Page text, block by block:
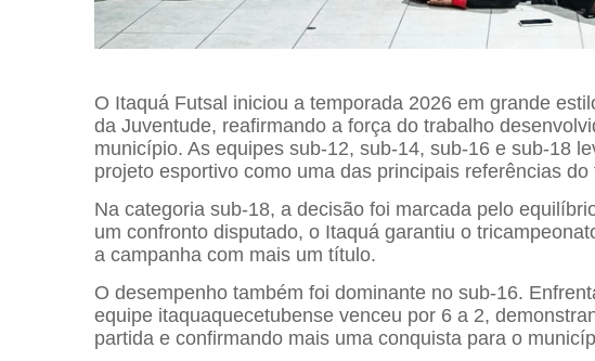
O Itaquá Futsal iniciou a temporada 2026 em grande
da Juventude, reafirmando a força do trabalho
município. As equipes sub-12, sub-14, sub-16 e sub-18
projeto esportivo como uma das principais referências do
Na categoria sub-18, a decisão foi marcada pelo
um confronto disputado, o Itaquá garantiu o
a campanha com mais um título.
O desempenho também foi dominante no sub-16.
equipe itaquaquecetubense venceu por 6 a 2,
partida e confirmando mais uma conquista para o